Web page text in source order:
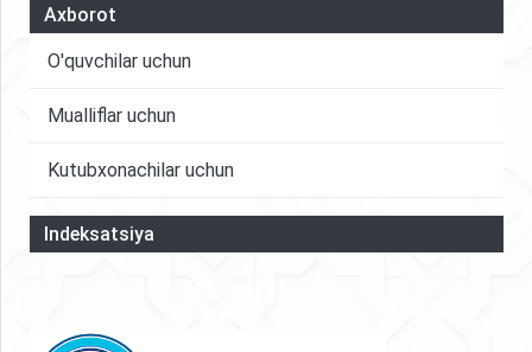
Axborot
O'quvchilar uchun
Mualliflar uchun
Kutubxonachilar uchun
Indeksatsiya